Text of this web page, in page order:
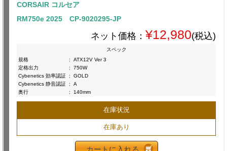
CORSAIR コルセア
RM750e 2025 CP-9020295-JP
ネット価格： ¥12,980(税込)
スペック
規格
:
ATX12V Ver 3
定格出力
:
750W
Cybenetics 効率認証 :
GOLD
Cybenetics 静音認証 :
A
奥行
: 140mm
在庫状況
在庫あり
カートに入れる